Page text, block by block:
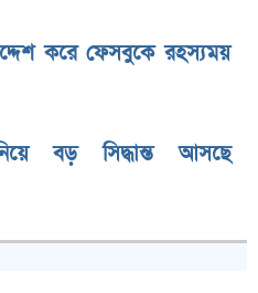
করে ফেসবুকে রহস্যময়
বড় সিদ্ধান্ত আসছে